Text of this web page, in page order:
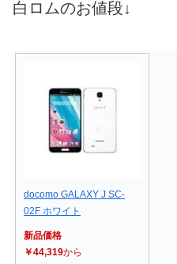
白ロムのお値段↓
docomo GALAXY J SC-
02F ホワイト
新品価格
￥44,319から